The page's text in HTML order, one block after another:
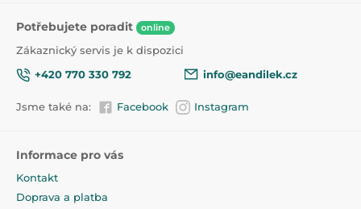
Potřebujete poradit online
Zákaznický servis je k dispozici
+420 770 330 792
info@eandilek.cz
Jsme také na: Facebook Instagram
Informace pro vás
Kontakt
Doprava a platba